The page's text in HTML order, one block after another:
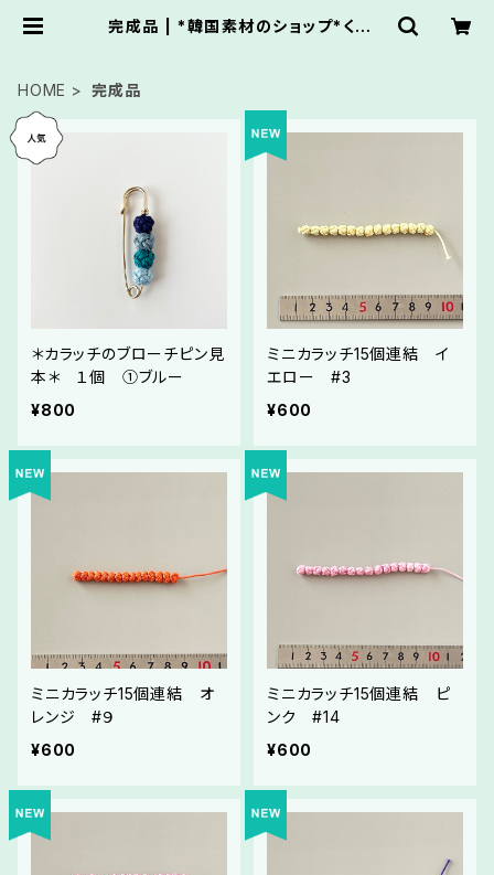
完成品 | *韓国素材のショップ*くれっ
HOME 完成品
＊カラッチのブローチピン見
本＊ １個 ①ブルー
¥800
ミニカラッチ15個連結 イ
エロー #3
¥600
ミニカラッチ15個連結 オ
レンジ #９
¥600
ミニカラッチ15個連結 ピ
ンク #14
¥600